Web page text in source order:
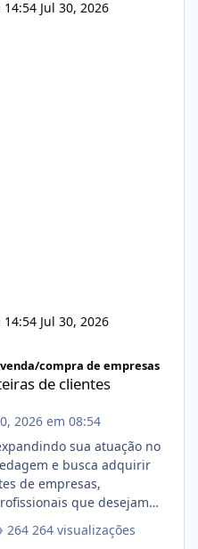
14:54 Jul 30, 2026
14:54 Jul 30, 2026
compra de empresas
de clientes
2026 em 08:54
sua atuação no
e busca adquirir
de empresas,
que desejam
ou reduzir sua
clientes ativos de
264 visualizações